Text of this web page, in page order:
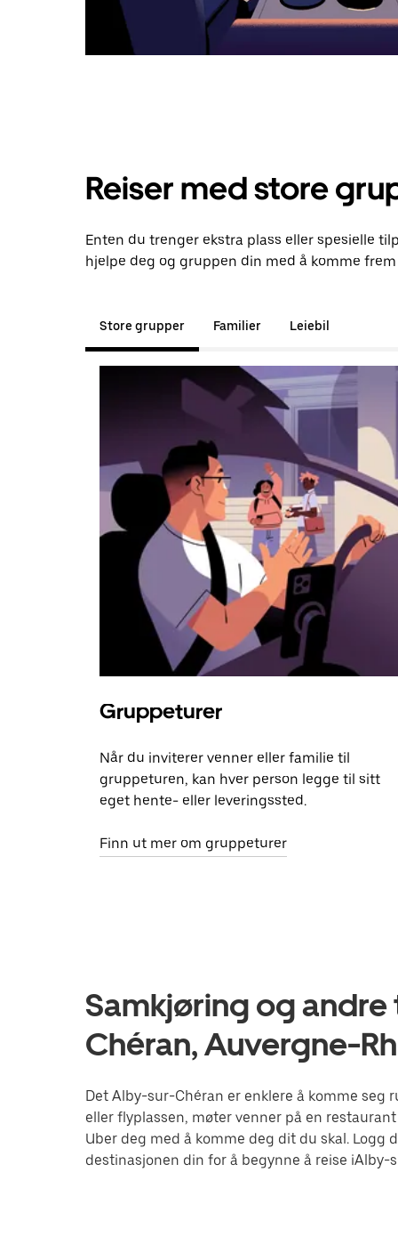
Reiser med store
Enten du trenger ekstra plass eller spesielle
hjelpe deg og gruppen din med å komme
Store grupper Familier Leiebil
Gruppeturer
Når du inviterer venner eller familie til
gruppeturen, kan hver person legge til sitt
eget hente- eller leveringssted.
Finn ut mer om gruppeturer
Samkjøring og
Chéran, Auvergne-
Det Alby-sur-Chéran er enklere å komme seg
eller flyplassen, møter venner på en
Uber deg med å komme deg dit du skal.
destinasjonen din for å begynne å reise iAlby-